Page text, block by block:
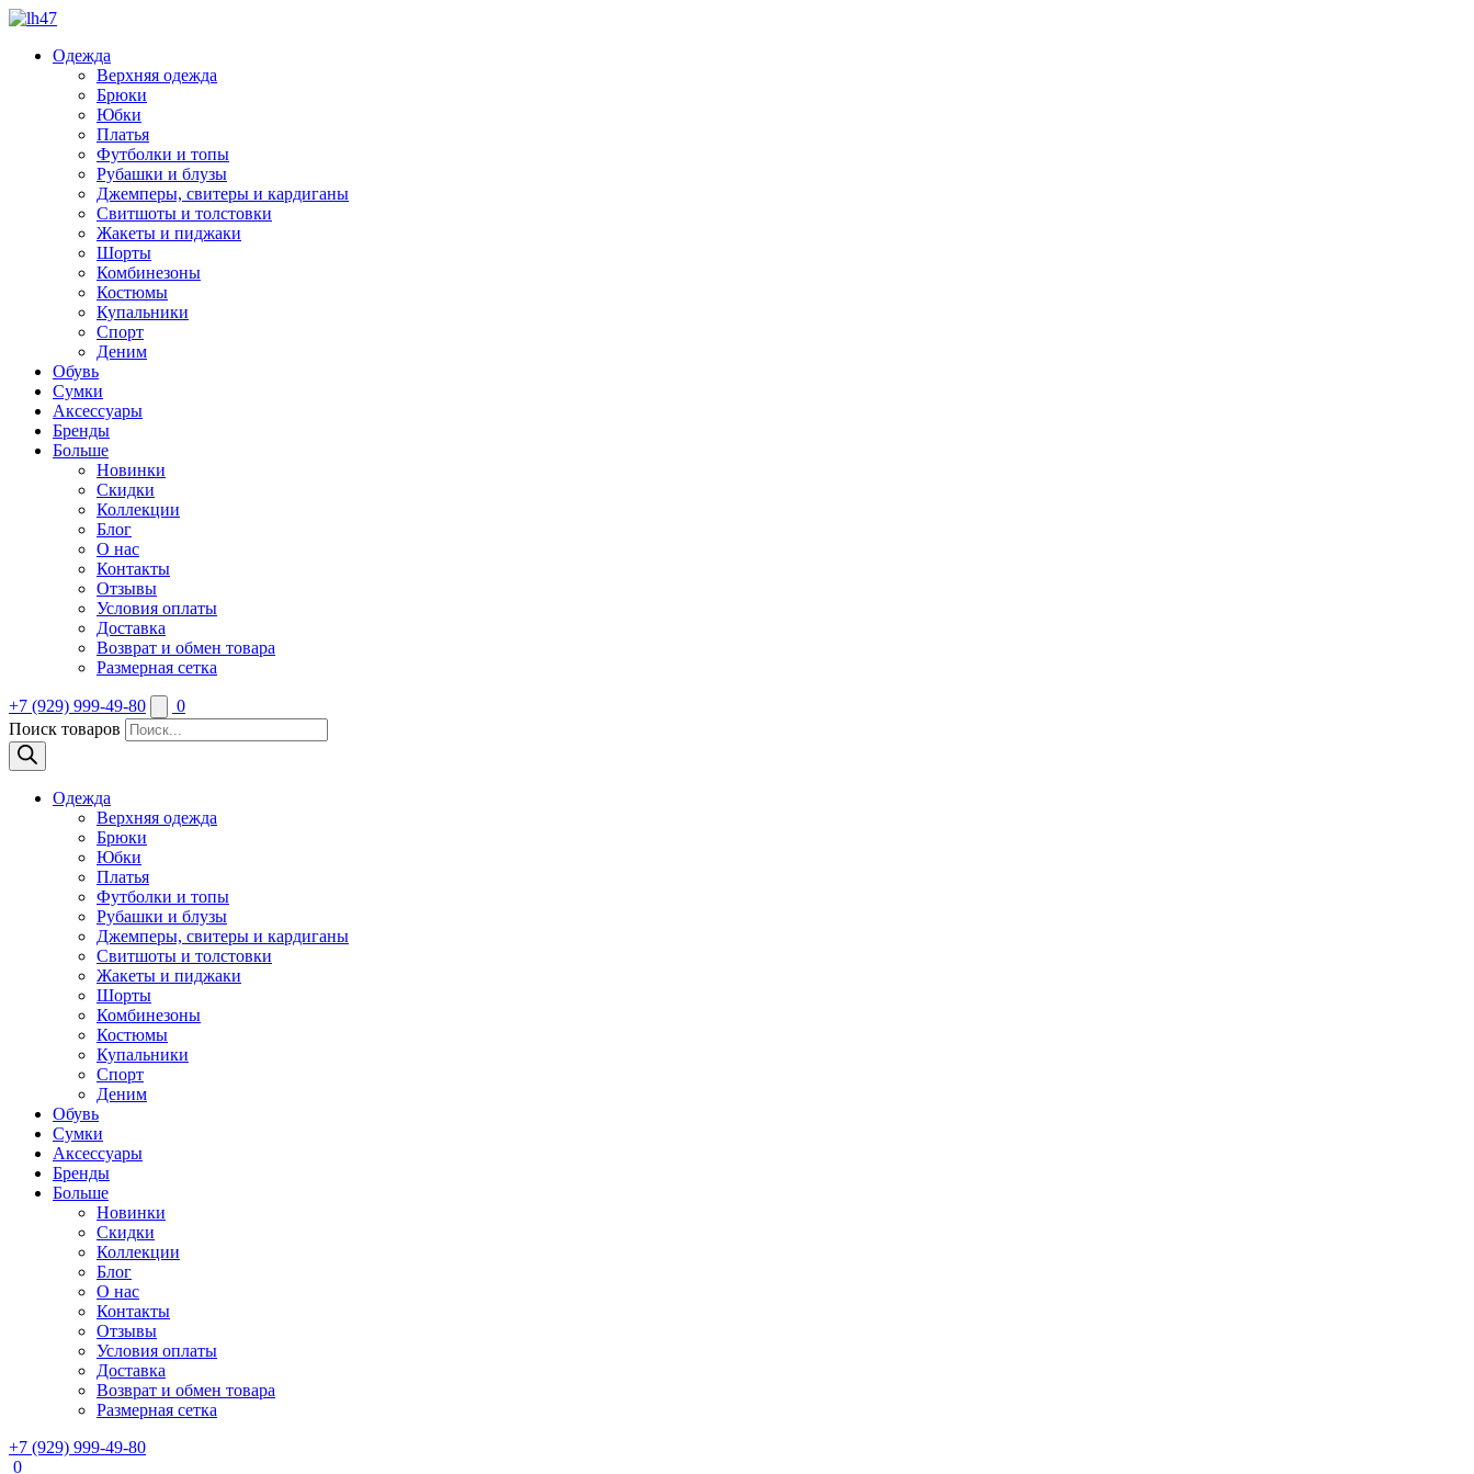
Одежда
Верхняя одежда
Брюки
Юбки
Платья
Футболки и топы
Рубашки и блузы
Джемперы, свитеры и кардиганы
Свитшоты и толстовки
Жакеты и пиджаки
Шорты
Комбинезоны
Костюмы
Купальники
Спорт
Деним
Обувь
Сумки
Аксессуары
Бренды
Больше
Новинки
Скидки
Коллекции
Блог
О нас
Контакты
Отзывы
Условия оплаты
Доставка
Возврат и обмен товара
Размерная сетка
+7 (929) 999-49-80
0
Поиск товаров
Одежда
Верхняя одежда
Брюки
Юбки
Платья
Футболки и топы
Рубашки и блузы
Джемперы, свитеры и кардиганы
Свитшоты и толстовки
Жакеты и пиджаки
Шорты
Комбинезоны
Костюмы
Купальники
Спорт
Деним
Обувь
Сумки
Аксессуары
Бренды
Больше
Новинки
Скидки
Коллекции
Блог
О нас
Контакты
Отзывы
Условия оплаты
Доставка
Возврат и обмен товара
Размерная сетка
+7 (929) 999-49-80
0